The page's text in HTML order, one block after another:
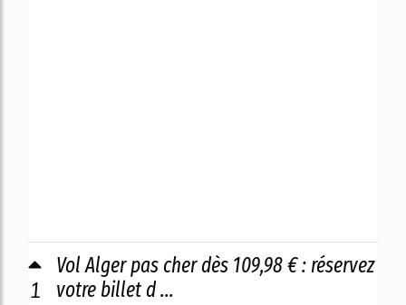
1
Vol Alger pas cher dès 109,98 € : réservez
votre billet d ...